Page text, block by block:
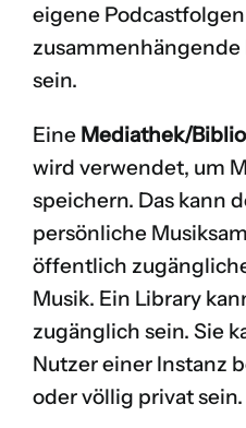
eigene
sein.
Eine Mediathek/
wird verwendet, um
speichern. Das kann
persönliche
öffentlich
Musik. Ein Library
zugänglich sein. Sie
Nutzer einer Instanz
oder völlig privat sein.